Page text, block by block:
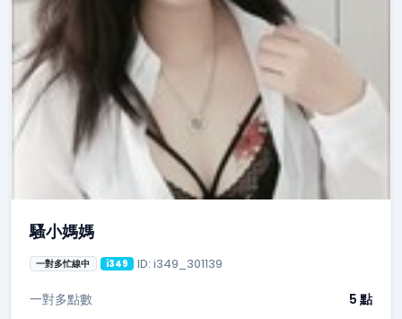
騷小媽媽
一對多忙線中 i349 ID: i349_301139
一對多點數 5 點